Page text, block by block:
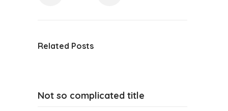
Related Posts
Not so complicated title